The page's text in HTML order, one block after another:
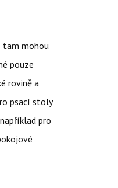
tam mohou
pouze
rovině a
psací stoly
pro